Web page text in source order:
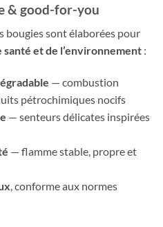
& good-for-you
bougies sont élaborées pour
et de l’environnement :
— combustion
pétrochimiques nocifs
— senteurs délicates inspirées
— flamme stable, propre et
, conforme aux normes